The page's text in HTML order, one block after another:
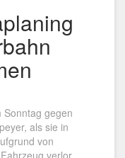
gegen
als sie in
von
verlor,